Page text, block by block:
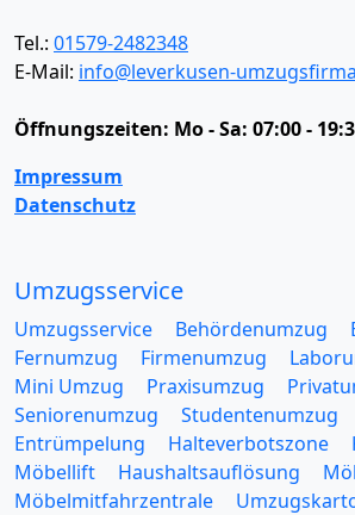
Tel.: 01579-2482348
E-Mail: info@leverkusen-
Öffnungszeiten: Mo - Sa: 07:00 -
Impressum
Datenschutz
Umzugsservice
Umzugsservice Behördenumzug
Fernumzug
Firmenumzug
Mini Umzug
Praxisumzug
Seniorenumzug
Studentenumzug
Entrümpelung
Halteverbotszone
Möbellift
Haushaltsauflösung
Möbelmitfahrzentrale